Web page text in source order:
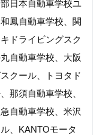
日本自動車学校ユ
鳳自動車学校、関
ドライビングスク
自動車学校、大阪
クール、トヨタド
那須自動車学校、
自動車学校、米沢
、KANTOモータ